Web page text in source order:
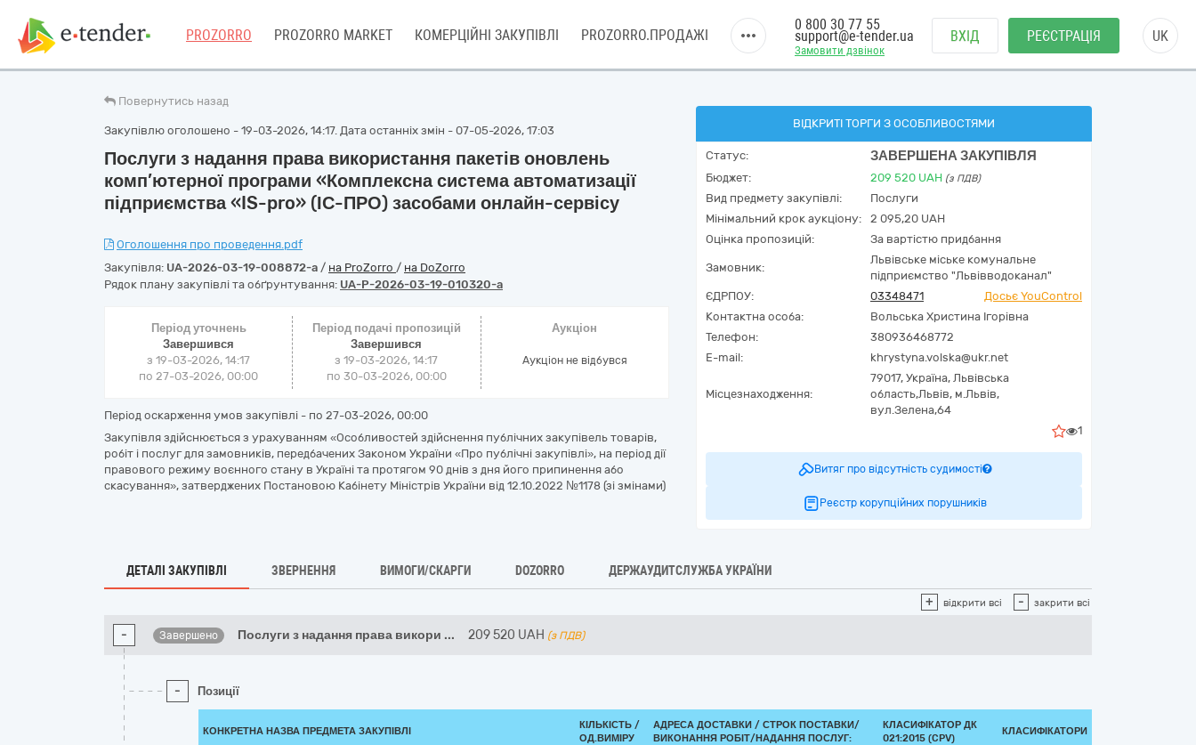
PROZORRO PROZORRO MARKET КОМЕРЦІЙНІ ЗАКУПІВЛІ PROZORRO.ПРОДАЖІ
Замовити дзвінок
0 800 30 77 55
support@e-tender.ua ВХІД РЕЄСТРАЦІЯ UK
Повернутись назад
Закупівлю оголошено - 19-03-2026, 14:17. Дата останніх змін - 07-05-2026, 17:03
Послуги з надання права використання пакетів оновлень
комп’ютерної програми «Комплексна система автоматизації
підприємства «IS-pro» (ІС-ПРО) засобами онлайн-сервісу
Оголошення про проведення.pdf
Закупівля: UA-2026-03-19-008872-a / на ProZorro / на DoZorro
Рядок плану закупівлі та обґрунтування: UA-P-2026-03-19-010320-a
Період уточнень
Завершився
з 19-03-2026, 14:17
по 27-03-2026, 00:00
Період подачі пропозицій
Завершився
з 19-03-2026, 14:17
по 30-03-2026, 00:00
Аукціон
Аукціон не відбувся
Період оскарження умов закупівлі - по 27-03-2026, 00:00
Закупівля здійснюється з урахуванням «Особливостей здійснення публічних закупівель товарів,
робіт і послуг для замовників, передбачених Законом України «Про публічні закупівлі», на період дії
правового режиму воєнного стану в Україні та протягом 90 днів з дня його припинення або
скасування», затверджених Постановою Кабінету Міністрів України від 12.10.2022 №1178 (зі змінами)
ВІДКРИТІ ТОРГИ З ОСОБЛИВОСТЯМИ
Статус: ЗАВЕРШЕНА ЗАКУПІВЛЯ
Бюджет: 209 520 UAH (з ПДВ)
Вид предмету закупівлі:
Послуги
Мінімальний крок аукціону:
2 095,20 UAH
Оцінка пропозицій:
За вартістю придбання
Замовник:
Львівське міське комунальне
підприємство "Львівводоканал"
ЄДРПОУ:
03348471
Досьє YouControl
Контактна особа:
Вольська Христина Ігорівна
Телефон:
380936468772
E-mail:
khrystyna.volska@ukr.net
Місцезнаходження:
79017, Україна, Львівська
область,Львів, м.Львів,
вул.Зелена,64
1
Витяг про відсутність судимості
Реєстр корупційних порушників
ДЕТАЛІ ЗАКУПІВЛІ ЗВЕРНЕННЯ ВИМОГИ/СКАРГИ DOZORRO ДЕРЖАУДИТСЛУЖБА УКРАЇНИ
+ відкрити всі - закрити всі
- Завершено Послуги з надання права викори ... 209 520 UAH (з ПДВ)
- Позиції
КОНКРЕТНА НАЗВА ПРЕДМЕТА ЗАКУПІВЛІ
КІЛЬКІСТЬ /
ОД.ВИМІРУ
АДРЕСА ДОСТАВКИ / СТРОК ПОСТАВКИ/
ВИКОНАННЯ РОБІТ/НАДАННЯ ПОСЛУГ:
КЛАСИФІКАТОР ДК
021:2015 (CPV)
КЛАСИФІКАТОРИ